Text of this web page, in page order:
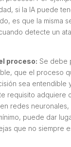
si la IA puede
es que la misma
detecte un
proceso: Se debe
que el proceso
sea entendible
requisito adquiere
redes
puede dar
que no siempre